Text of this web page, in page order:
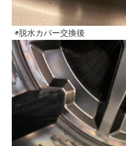
◉脱水カバー交換後